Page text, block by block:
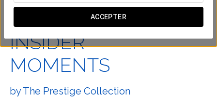
ACCEPTER
INSIDER
MOMENTS
by The Prestige Collection